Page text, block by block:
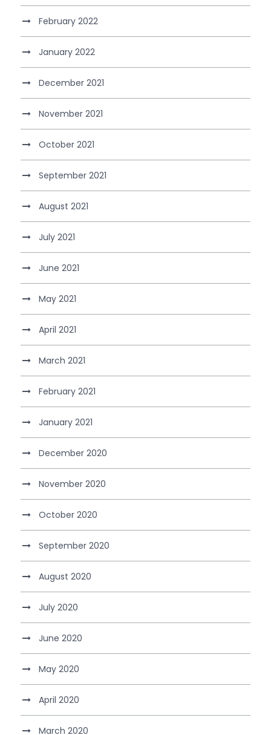
February 2022
January 2022
December 2021
November 2021
October 2021
September 2021
August 2021
July 2021
June 2021
May 2021
April 2021
March 2021
February 2021
January 2021
December 2020
November 2020
October 2020
September 2020
August 2020
July 2020
June 2020
May 2020
April 2020
March 2020